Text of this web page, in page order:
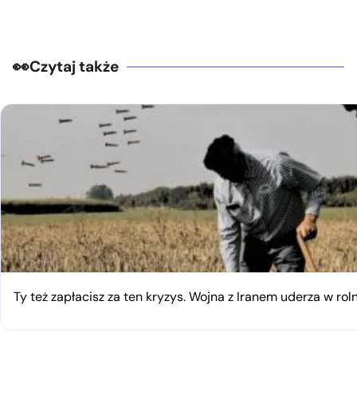
Czytaj także
Ty też zapłacisz za ten kryzys. Wojna z Iranem uderza w